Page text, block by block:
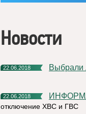
Новости
22.06.2018
22.06.2018
отключение ХВС и ГВС